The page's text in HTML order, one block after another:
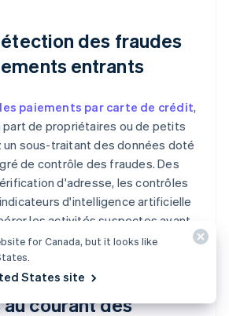
des fraudes
entrants
paiements par carte de crédit,
part de propriétaires ou de petits
sous-traitant des données doté
de contrôle des fraudes. Des
d'adresse, les contrôles
d'intelligence artificielle
les activités suspectes avant
votre compte.
courant des
for Canada, but it looks like
States site